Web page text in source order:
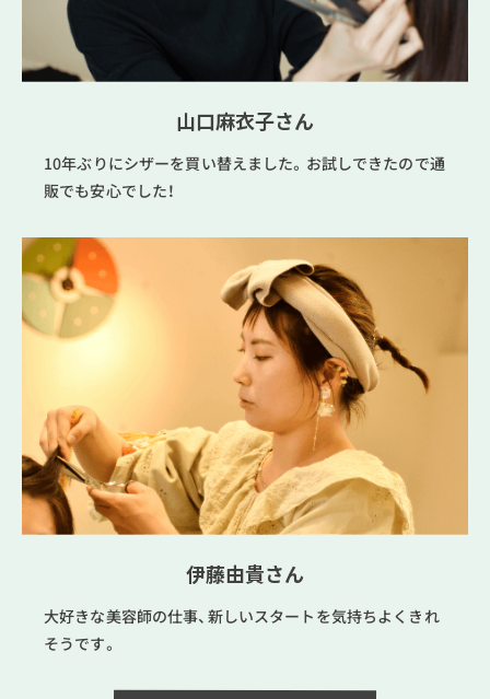
山口麻衣子さん
10年ぶりにシザーを買い替えました。お試しできたので通
販でも安心でした！
伊藤由貴さん
大好きな美容師の仕事、新しいスタートを気持ちよくきれ
そうです。